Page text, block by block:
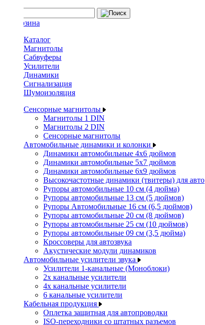
Каталог
Магнитолы
Сабвуферы
Усилители
Динамики
Сигнализация
Шумоизоляция
Сенсорные магнитолы
Магнитолы 1 DIN
Магнитолы 2 DIN
Сенсорные магнитолы
Автомобильные динамики и колонки
Динамики автомобильные 4x6 дюймов
Динамики автомобильные 5x7 дюймов
Динамики автомобильные 6x9 дюймов
Высокочастотные динамики (твитеры) для авто
Рупоры автомобильные 10 см (4 дюйма)
Рупоры автомобильные 13 см (5 дюймов)
Рупоры Автомобильные 16 см (6,5 дюймов)
Рупоры автомобильные 20 см (8 дюймов)
Рупоры автомобильные 25 см (10 дюймов)
Рупоры автомобильные 09 см (3,5 дюйма)
Кроссоверы для автозвука
Акустические модули динамиков
Автомобильные усилители звука
Усилители 1-канальные (Моноблоки)
2х канальные усилители
4х канальные усилители
6 канальные усилители
Кабельная продукция
Оплетка защитная для автопроводки
ISO-переходники со штатных разъемов